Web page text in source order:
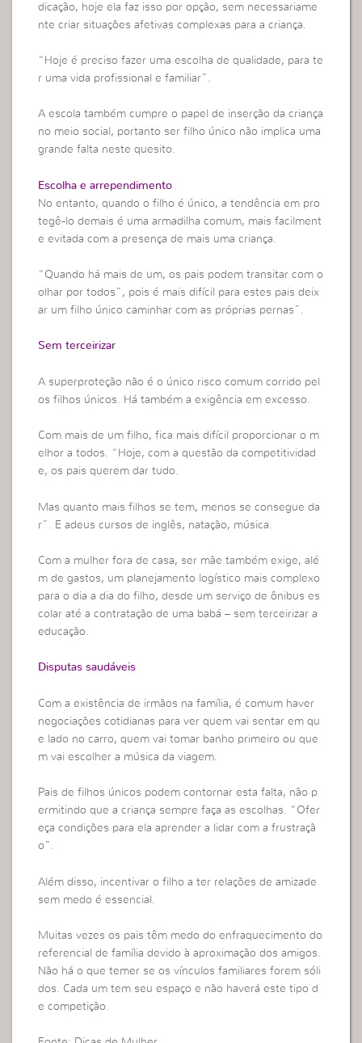
dicação, hoje ela faz isso por opção, sem necessariame
nte criar situações afetivas complexas para a criança.
“Hoje é preciso fazer uma escolha de qualidade, para te
r uma vida profissional e familiar”.
A escola também cumpre o papel de inserção da criança
no meio social, portanto ser filho único não implica uma
grande falta neste quesito.
Escolha e arrependimento
No entanto, quando o filho é único, a tendência em pro
tegê-lo demais é uma armadilha comum, mais facilment
e evitada com a presença de mais uma criança.
“Quando há mais de um, os pais podem transitar com o
olhar por todos”, pois é mais difícil para estes pais deix
ar um filho único caminhar com as próprias pernas”.
Sem terceirizar
A superproteção não é o único risco comum corrido pel
os filhos únicos. Há também a exigência em excesso.
Com mais de um filho, fica mais difícil proporcionar o m
elhor a todos. “Hoje, com a questão da competitividad
e, os pais querem dar tudo.
Mas quanto mais filhos se tem, menos se consegue da
r”. E adeus cursos de inglês, natação, música.
Com a mulher fora de casa, ser mãe também exige, alé
m de gastos, um planejamento logístico mais complexo
para o dia a dia do filho, desde um serviço de ônibus es
colar até a contratação de uma babá – sem terceirizar a
educação.
Disputas saudáveis
Com a existência de irmãos na família, é comum haver
negociações cotidianas para ver quem vai sentar em qu
e lado no carro, quem vai tomar banho primeiro ou que
m vai escolher a música da viagem.
Pais de filhos únicos podem contornar esta falta, não p
ermitindo que a criança sempre faça as escolhas. “Ofer
eça condições para ela aprender a lidar com a frustraçã
o”.
Além disso, incentivar o filho a ter relações de amizade
sem medo é essencial.
Muitas vezes os pais têm medo do enfraquecimento do
referencial de família devido à aproximação dos amigos.
Não há o que temer se os vínculos familiares forem sóli
dos. Cada um tem seu espaço e não haverá este tipo d
e competição.